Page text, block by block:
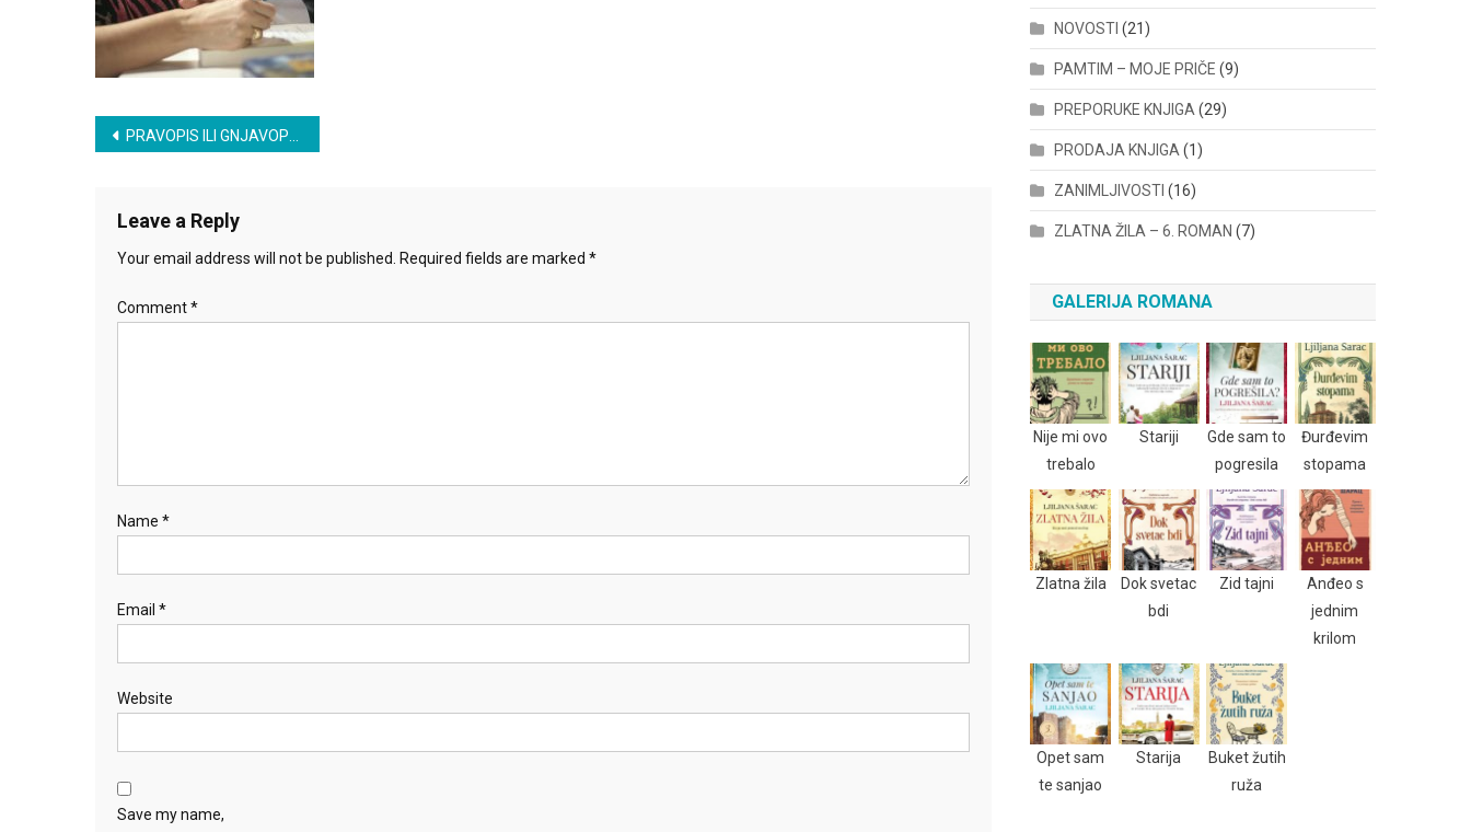
Post
PRAVOPIS ILI GNJAVOPIS
Leave a Reply
Your email address will not be published. Required fields are marked *
Comment*
Name *
Email *
Website
Save my name,
NOVOSTI (21)
PAMTIM – MOJE PRIČE (9)
PREPORUKE KNJIGA (29)
PRODAJA KNJIGA (1)
ZANIMLJIVOSTI (16)
ZLATNA ŽILA – 6. ROMAN (7)
GALERIJA ROMANA
Nije mi ovo
trebalo
Stariji
Gde sam to
pogresila
Đurđevim
stopama
Zlatna žila
Dok svetac
bdi
Zid tajni
Anđeo s
jednim
krilom
Opet sam
te sanjao
Starija
Buket žutih
ruža